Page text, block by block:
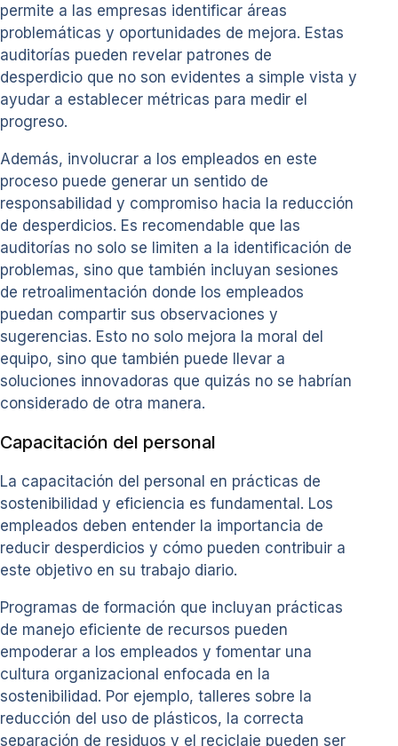
permite a las empresas identificar áreas
problemáticas y oportunidades de mejora. Estas
auditorías pueden revelar patrones de
desperdicio que no son evidentes a simple vista y
ayudar a establecer métricas para medir el
progreso.
Además, involucrar a los empleados en este
proceso puede generar un sentido de
responsabilidad y compromiso hacia la reducción
de desperdicios. Es recomendable que las
auditorías no solo se limiten a la identificación de
problemas, sino que también incluyan sesiones
de retroalimentación donde los empleados
puedan compartir sus observaciones y
sugerencias. Esto no solo mejora la moral del
equipo, sino que también puede llevar a
soluciones innovadoras que quizás no se habrían
considerado de otra manera.
Capacitación del personal
La capacitación del personal en prácticas de
sostenibilidad y eficiencia es fundamental. Los
empleados deben entender la importancia de
reducir desperdicios y cómo pueden contribuir a
este objetivo en su trabajo diario.
Programas de formación que incluyan prácticas
de manejo eficiente de recursos pueden
empoderar a los empleados y fomentar una
cultura organizacional enfocada en la
sostenibilidad. Por ejemplo, talleres sobre la
reducción del uso de plásticos, la correcta
separación de residuos y el reciclaje pueden ser